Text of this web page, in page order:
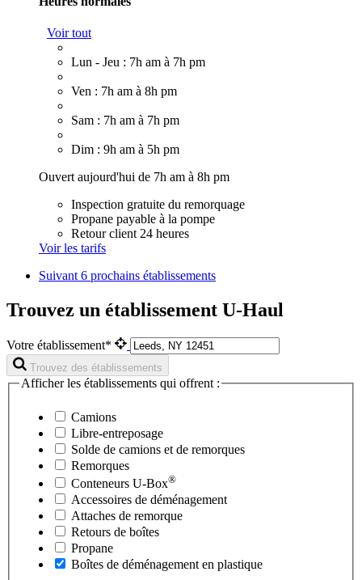
Voir tout
Lun - Jeu : 7h am à 7h pm
Ven : 7h am à 8h pm
Sam : 7h am à 7h pm
Dim : 9h am à 5h pm
Ouvert aujourd'hui de 7h am à 8h pm
Inspection gratuite du remorquage
Propane payable à la pompe
Retour client 24 heures
Voir les tarifs
Suivant6 prochains établissements
Trouvez un établissement U-Haul
Votre établissement*
Trouvez des établissements
Afficher les établissements qui offrent :
Camions
Libre-entreposage
Solde de camions et de remorques
Remorques
Conteneurs U-Box®
Accessoires de déménagement
Attaches de remorque
Retours de boîtes
Propane
Boîtes de déménagement en plastique